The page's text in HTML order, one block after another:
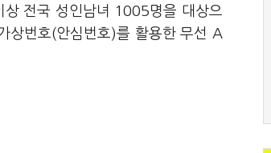
전국 성인남녀 1005명을 대상으
상번호(안심번호)를 활용한 무선 A